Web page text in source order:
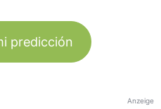
predicción
Anzeige